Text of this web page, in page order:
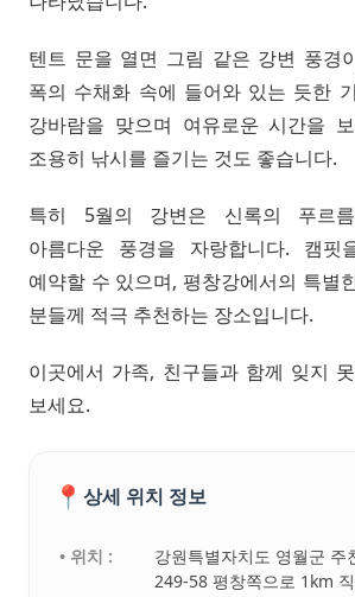
텐트 문을 열면 그림 같은 강변 풍경
폭의 수채화 속에 들어와 있는 듯한
강바람을 맞으며 여유로운 시간을
조용히 낚시를 즐기는 것도 좋습니다.
특히 5월의 강변은 신록의 푸르
아름다운 풍경을 자랑합니다. 캠핏
예약할 수 있으며, 평창강에서의 특별
분들께 적극 추천하는 장소입니다.
이곳에서 가족, 친구들과 함께 잊지
보세요.
📍 상세 위치 정보
• 위치 :
강원특별자치도 영월군 주
249-58 평창쪽으로 1km